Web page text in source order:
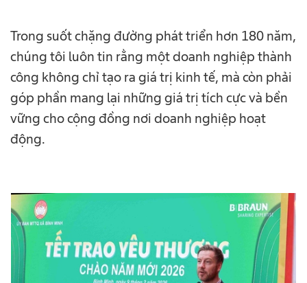
Trong suốt chặng đường phát triển hơn 180 năm,
chúng tôi luôn tin rằng một doanh nghiệp thành
công không chỉ tạo ra giá trị kinh tế, mà còn phải
góp phần mang lại những giá trị tích cực và bền
vững cho cộng đồng nơi doanh nghiệp hoạt
động.